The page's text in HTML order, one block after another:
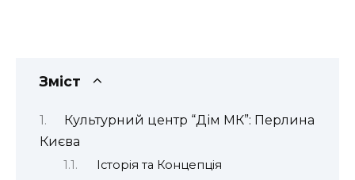
Зміст
Культурний центр “Дім МК”: Перлина
Києва
Історія та Концепція